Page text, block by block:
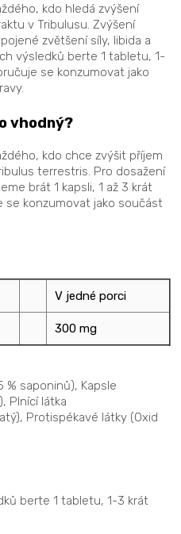
kdo hledá zvýšení
v Tribulusu. Zvýšení
zvětšení síly, libida a
výsledků berte 1 tabletu, 1-
se konzumovat jako
vhodný?
kdo chce zvýšit příjem
terrestris. Pro dosažení
brát 1 kapsli, 1 až 3 krát
se konzumovat jako součást
V jedné porci
300 mg
% saponinů), Kapsle
Plnící látka
Protispékavé látky (Oxid
berte 1 tabletu, 1-3 krát